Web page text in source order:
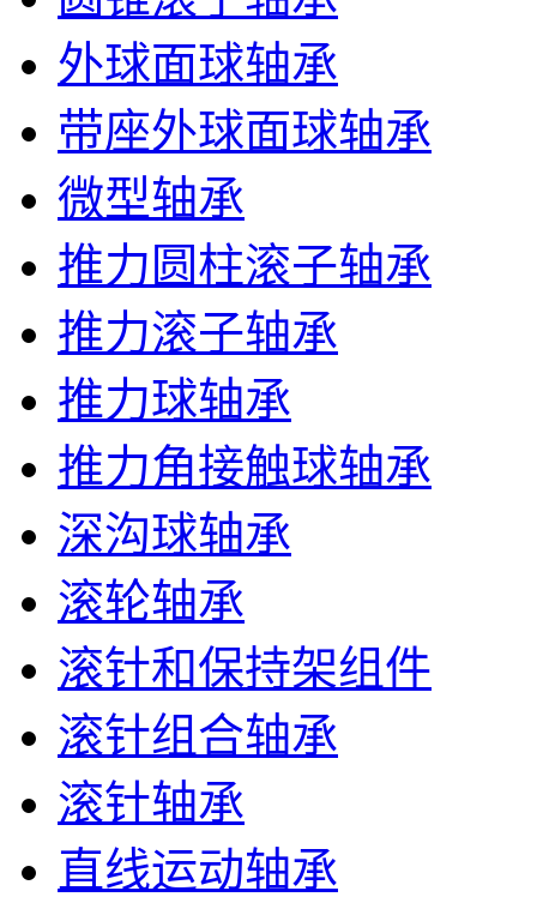
外球面球轴承
带座外球面球轴承
微型轴承
推力圆柱滚子轴承
推力滚子轴承
推力球轴承
推力角接触球轴承
深沟球轴承
滚轮轴承
滚针和保持架组件
滚针组合轴承
滚针轴承
直线运动轴承